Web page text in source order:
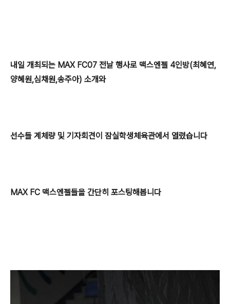
내일 개최되는 MAX FC07 전날 행사로 맥스엔젤 4인방(최혜연,
양혜원,심채원,송주아) 소개와
선수들 계체량 및 기자회견이 잠실학생체육관에서 열렸습니다
MAX FC 맥스엔젤들을 간단히 포스팅해봅니다